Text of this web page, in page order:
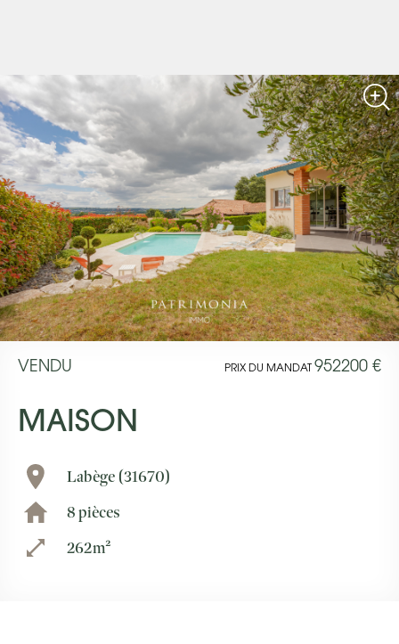
VENDU PRIX DU MANDAT 952200 €
MAISON
Labège (31670)
8 pièces
262m²